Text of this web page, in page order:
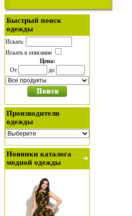
Быстрый поиск
одежды
Искать:
Искать в описании
Цена:
От
до
Производители
одежды
Новинки каталога
модной одежды